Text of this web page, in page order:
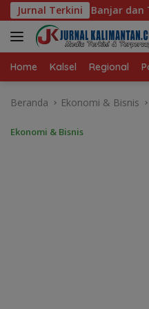
Langsung
ke
konten
Jurnal Terkini
Wakili Kalsel ke Babak
Home Kalsel Regional
Beranda Ekonomi & Bisnis
Ekonomi & Bisnis